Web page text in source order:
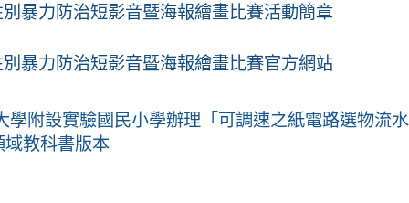
暴力防治短影音暨海報繪畫比賽活動簡章
暴力防治短影音暨海報繪畫比賽官方網站
學附設實驗國民小學辦理「可調速之紙電路選物流水
教科書版本